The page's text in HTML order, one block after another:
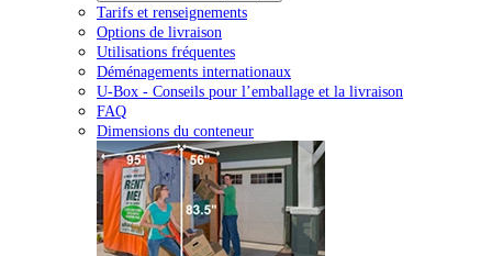
Tarifs et renseignements
Options de livraison
Utilisations fréquentes
Déménagements internationaux
U-Box - Conseils pour l’emballage et la livraison
FAQ
Dimensions du conteneur